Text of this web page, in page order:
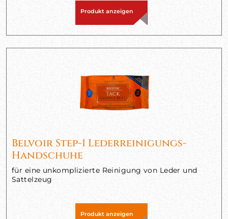
Produkt anzeigen
Belvoir Step-1 Lederreinigungs-
Handschuhe
für eine unkomplizierte Reinigung von Leder und
Sattelzeug
Produkt anzeigen